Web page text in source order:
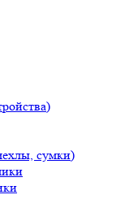
сумки)